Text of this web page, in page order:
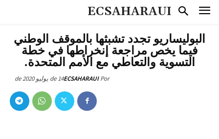
ECSAHARAUI
البوليساريو تجدد تشبثها بالموقف الوطني
فيما يخص مراجعة إنخراطها في خطة
التسوية والتعاطي مع الأمم المتحدة.
Por
ECSAHARAUI14 de يوليو de 2020